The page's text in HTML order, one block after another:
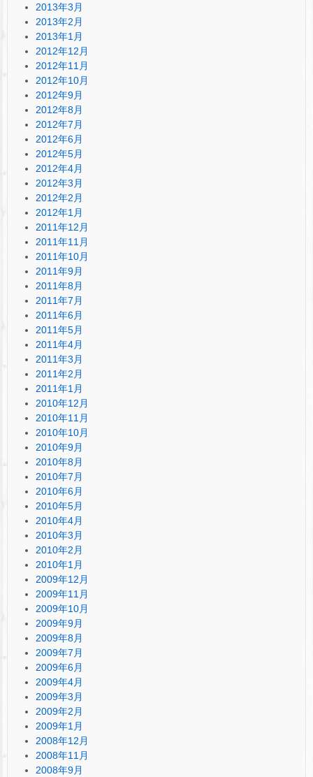
2013年3月
2013年2月
2013年1月
2012年12月
2012年11月
2012年10月
2012年9月
2012年8月
2012年7月
2012年6月
2012年5月
2012年4月
2012年3月
2012年2月
2012年1月
2011年12月
2011年11月
2011年10月
2011年9月
2011年8月
2011年7月
2011年6月
2011年5月
2011年4月
2011年3月
2011年2月
2011年1月
2010年12月
2010年11月
2010年10月
2010年9月
2010年8月
2010年7月
2010年6月
2010年5月
2010年4月
2010年3月
2010年2月
2010年1月
2009年12月
2009年11月
2009年10月
2009年9月
2009年8月
2009年7月
2009年6月
2009年4月
2009年3月
2009年2月
2009年1月
2008年12月
2008年11月
2008年9月